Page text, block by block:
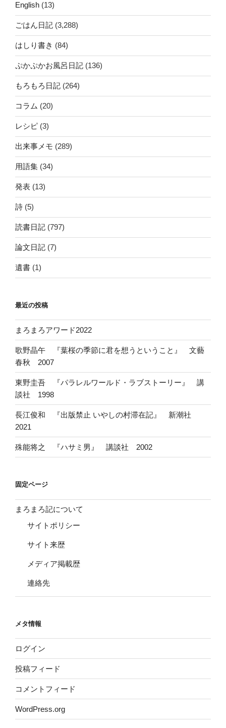
English (13)
ごはん日記 (3,288)
はしり書き (84)
ぷかぷかお風呂日記 (136)
もろもろ日記 (264)
コラム (20)
レシピ (3)
出来事メモ (289)
用語集 (34)
発表 (13)
詩 (5)
読書日記 (797)
論文日記 (7)
遺書 (1)
最近の投稿
まろまろアワード2022
歌野晶午 『葉桜の季節に君を想うということ』 文藝
春秋 2007
東野圭吾 『パラレルワールド・ラブストーリー』 講
談社 1998
長江俊和 『出版禁止 いやしの村滞在記』 新潮社
2021
殊能将之 『ハサミ男』 講談社 2002
固定ページ
まろまろ記について
サイトポリシー
サイト来歴
メディア掲載歴
連絡先
メタ情報
ログイン
投稿フィード
コメントフィード
WordPress.org